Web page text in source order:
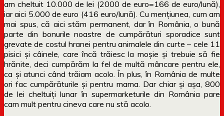
am cheltuit 10.000 de lei (2000 de euro=166 de euro/lună),
iar aici 5.000 de euro (416 euro/lună). Cu mențiunea, cum am
mai spus, că aici stăm permanent, dar în România, o bună
parte din bonurile noastre de cumpărături sporadice sunt
grevate de costul hranei pentru animalele din curte – cele 11
pisici și câinele, care încă trăiesc la moșie și trebuie să fie
hrănite, deci cumpărăm la fel de multă mâncare pentru ele,
ca și atunci când trăiam acolo. În plus, în România de multe
ori fac cumpărăturile și pentru mama. Dar chiar și așa, 800
de lei cheltuiți lunar în supermarketurile din România pare
cam mult pentru cineva care nu stă acolo.